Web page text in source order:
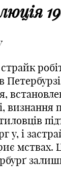
в
визнання
г у, і
є мствах.